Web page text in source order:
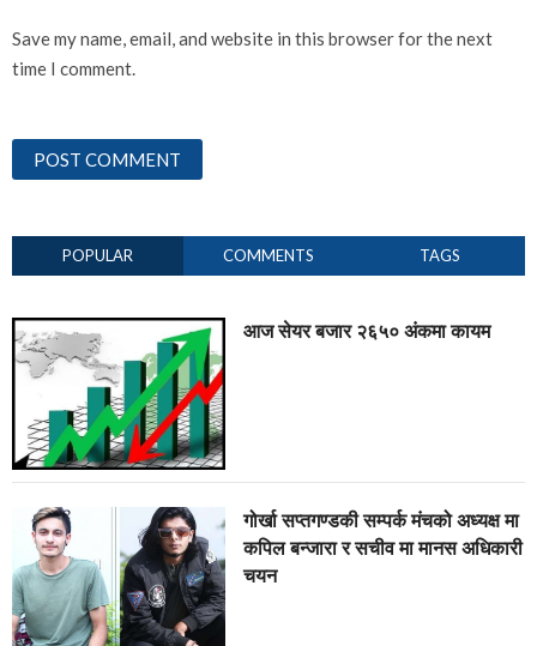
Save my name, email, and website in this browser for the next
time I comment.
POPULAR COMMENTS TAGS
आज सेयर बजार २६५० अंकमा कायम
गोर्खा सप्तगण्डकी सम्पर्क मंचको अध्यक्ष मा
कपिल बन्जारा र सचीव मा मानस अधिकारी
चयन